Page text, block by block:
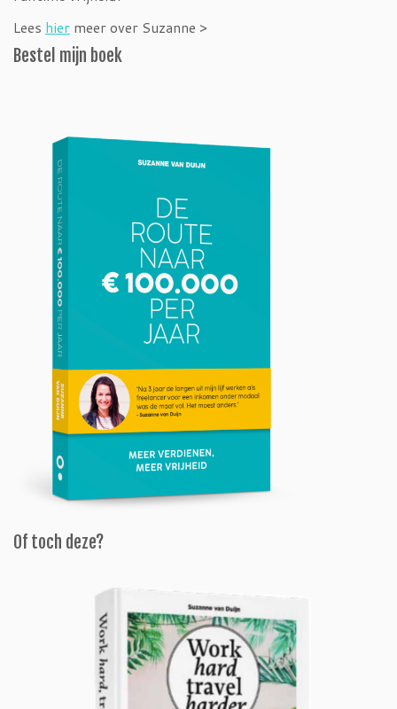
Lees hier meer over Suzanne >
Bestel mijn boek
Of toch deze?